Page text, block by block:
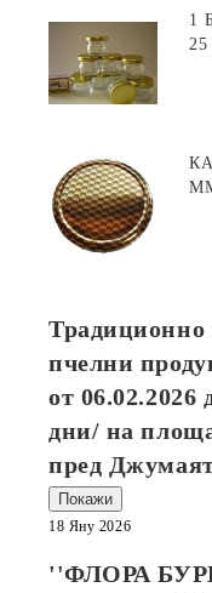
1
Традиционно
пчелни
от 06.02.2026
дни/ на
пред
Покажи
18 Яну 2026
''ФЛОРА